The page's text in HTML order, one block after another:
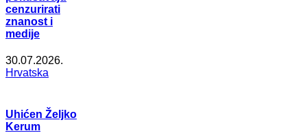
cenzurirati
znanost i
medije
30.07.2026.
Hrvatska
Uhićen Željko
Kerum